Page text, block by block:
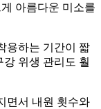
아름다운 미소를
용하는 기간이 짧
위생 관리도 훨
면서 내원 횟수와